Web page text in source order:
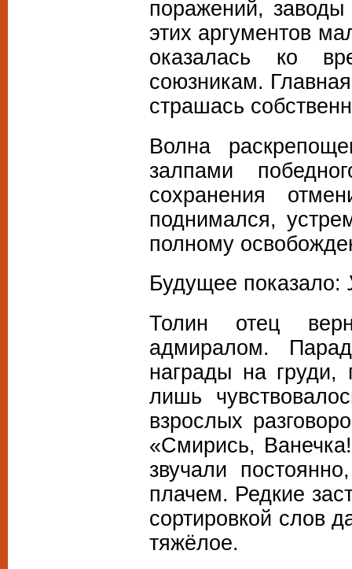
поражений,
этих аргументов
оказалась ко
союзникам.
страшась
Волна
залпами
сохранения
поднимался,
полному
Будущее показало:
Толин отец
адмиралом.
награды на
лишь
взрослых
«Смирись,
звучали
плачем. Редкие
сортировкой слов
тяжёлое.